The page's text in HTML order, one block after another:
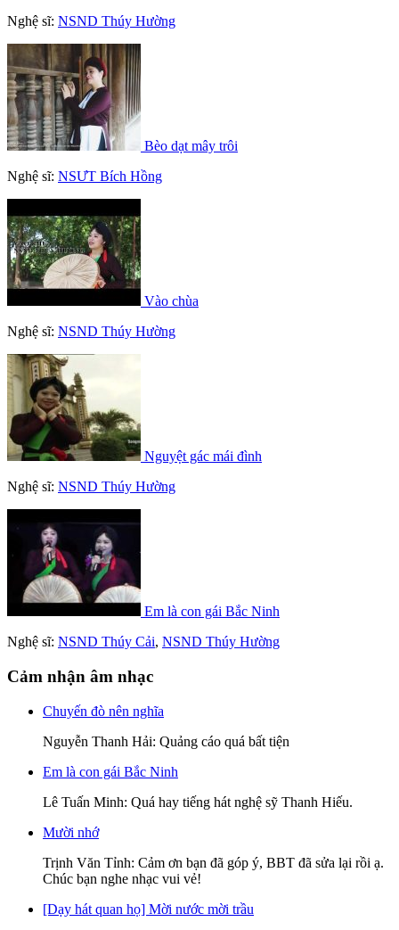
Nghệ sĩ: NSND Thúy Hường
Bèo dạt mây trôi
Nghệ sĩ: NSƯT Bích Hồng
Vào chùa
Nghệ sĩ: NSND Thúy Hường
Nguyệt gác mái đình
Nghệ sĩ: NSND Thúy Hường
Em là con gái Bắc Ninh
Nghệ sĩ: NSND Thúy Cải, NSND Thúy Hường
Cảm nhận âm nhạc
Chuyến đò nên nghĩa
Nguyễn Thanh Hải: Quảng cáo quá bất tiện
Em là con gái Bắc Ninh
Lê Tuấn Minh: Quá hay tiếng hát nghệ sỹ Thanh Hiếu.
Mười nhớ
Trịnh Văn Tỉnh: Cảm ơn bạn đã góp ý, BBT đã sửa lại rồi ạ.
Chúc bạn nghe nhạc vui vẻ!
[Dạy hát quan họ] Mời nước mời trầu